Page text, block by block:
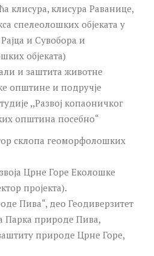
клисура, клисура Раванице,
спелеолошких објеката у
и Сувобора и
објеката)
и заштита животне
општине и подручје
,,Развој копаоничког
општина посебно“
склопа геоморфолошких
Црне Горе Еколошке
пројекта).
Пива“, део Геодиверзитет
Парка природе Пива,
природе Црне Горе,